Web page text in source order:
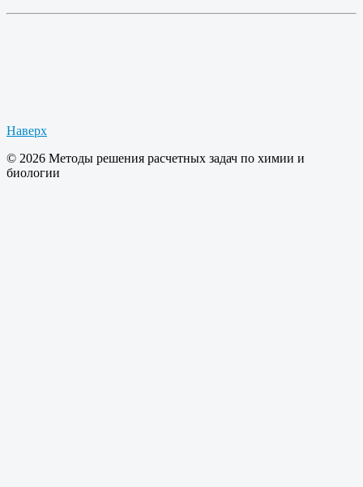
Наверх
© 2026 Методы решения расчетных задач по химии и
биологии